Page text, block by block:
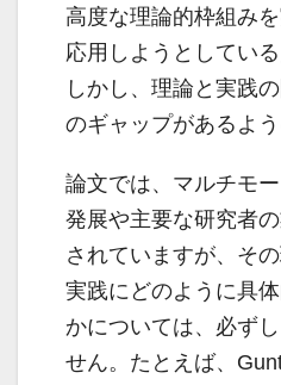
高度な理論的枠組み
応用しようとしてい
しかし、理論と実践
のギャップがあるよう
論文では、マルチモ
発展や主要な研究者
されていますが、そ
実践にどのように具
かについては、必ず
せん。たとえば、